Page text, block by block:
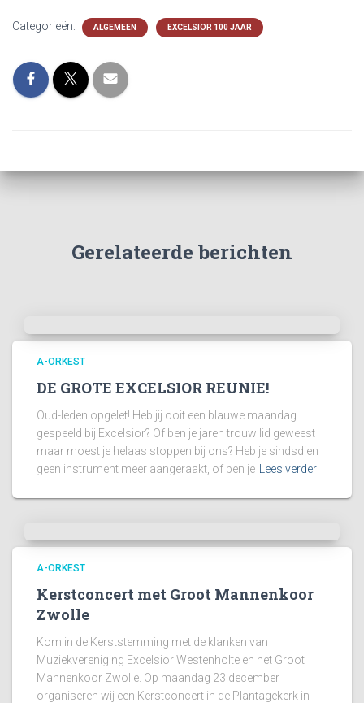
Categorieën: ALGEMEEN EXCELSIOR 100 JAAR
Gerelateerde berichten
A-ORKEST
DE GROTE EXCELSIOR REUNIE!
Oud-leden opgelet! Heb jij ooit een blauwe maandag
gespeeld bij Excelsior? Of ben je jaren trouw lid geweest
maar moest je helaas stoppen bij ons? Heb je sindsdien
geen instrument meer aangeraakt, of ben je
Lees verder
A-ORKEST
Kerstconcert met Groot Mannenkoor
Zwolle
Kom in de Kerststemming met de klanken van
Muziekvereniging Excelsior Westenholte en het Groot
Mannenkoor Zwolle. Op maandag 23 december
organiseren wij een Kerstconcert in de Plantagekerk in